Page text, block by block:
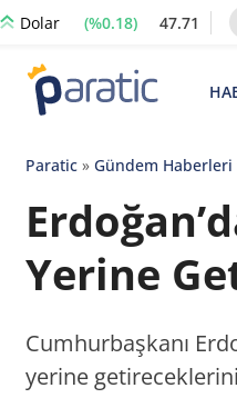
Dolar (%0.18) 47.71
Paratic» Gündem Haberleri
Yerine
Cumhurbaşkanı
yerine